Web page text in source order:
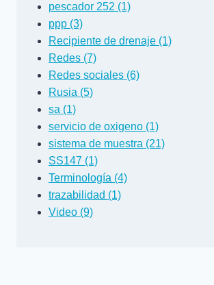
pescador 252 (1)
ppp (3)
Recipiente de drenaje (1)
Redes (7)
Redes sociales (6)
Rusia (5)
sa (1)
servicio de oxigeno (1)
sistema de muestra (21)
SS147 (1)
Terminología (4)
trazabilidad (1)
Video (9)